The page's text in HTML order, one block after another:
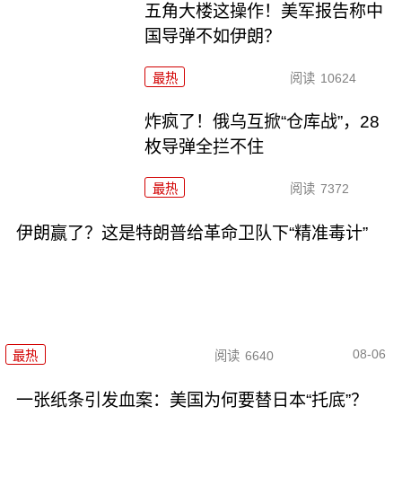
五角大楼这操作！美军报告称中
国导弹不如伊朗？
最热 阅读 10624
炸疯了！俄乌互掀“仓库战”，28
枚导弹全拦不住
最热 阅读 7372
伊朗赢了？这是特朗普给革命卫队下“精准毒计”
最热 阅读 6640 08-06
一张纸条引发血案：美国为何要替日本“托底”？